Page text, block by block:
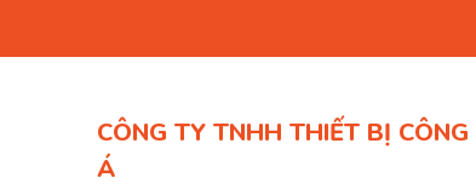
CÔNG TY TNHH THIẾT BỊ
Á